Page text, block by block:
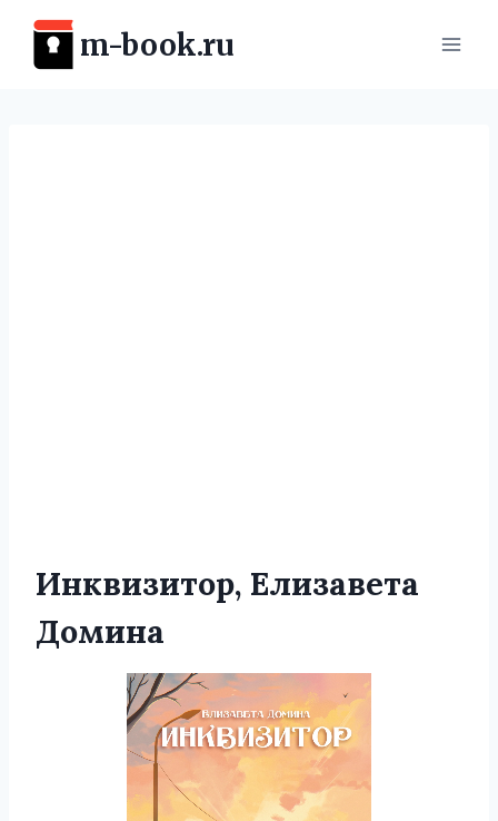
Перейти
содержимому
m-book.ru
Инквизитор, Елизавета
Домина